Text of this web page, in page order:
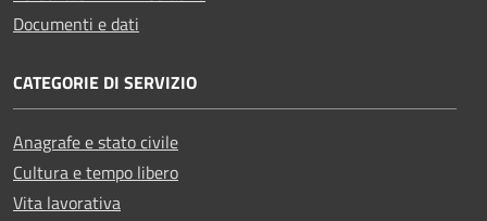
Documenti e dati
CATEGORIE DI SERVIZIO
Anagrafe e stato civile
Cultura e tempo libero
Vita lavorativa